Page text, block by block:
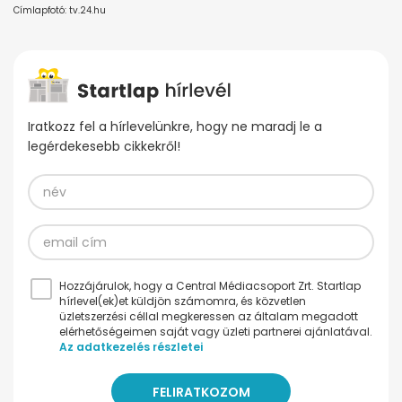
Címlapfotó: tv.24.hu
Iratkozz fel a hírlevelünkre, hogy ne maradj le a
legérdekesebb cikkekről!
Hozzájárulok, hogy a Central Médiacsoport Zrt. Startlap
hírlevel(ek)et küldjön számomra, és közvetlen
üzletszerzési céllal megkeressen az általam megadott
elérhetőségeimen saját vagy üzleti partnerei ajánlatával.
Az adatkezelés részletei